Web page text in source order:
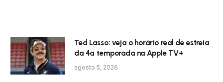
Ted Lasso: veja o horário real de estreia
da 4ª temporada na Apple TV+
agosto 5, 2026